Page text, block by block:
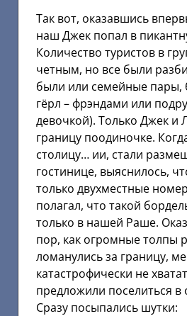
Так вот, оказавшись
наш Джек попал в
Количество туристов в
четным, но все были
были или семейные пары,
гёрл – фрэндами или
девочкой). Только Джек и
границу поодиночке.
столицу… ии, стали
гостинице, выяснилось,
только двухместные
полагал, что такой
только в нашей Раше.
пор, как огромные толпы
ломанулись за границу,
катастрофически не
предложили поселиться
Сразу посыпались шутки: